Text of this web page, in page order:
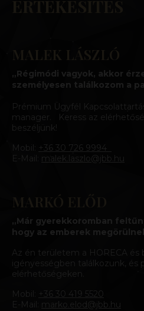
„Régimódi vagyok, akkor
személyesen találkozom a
Prémium Ügyfél
manager. Keress az
beszéljünk!
Mobil:
+36 30 726 9994
E-Mail: malek.laszlo@jbb.hu
„Már gyerekkoromban
hogy az emberek
Az én területem a HORECA és
igényességben találkozunk, és
elérhetőségeken.
Mobil:
+36 30 419 5520
E-Mail: marko.elod@jbb.hu